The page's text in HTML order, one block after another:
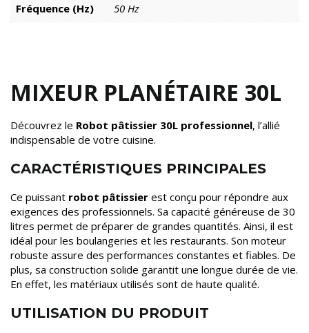
Fréquence (Hz)
50 Hz
MIXEUR PLANÉTAIRE 30L
Découvrez le Robot pâtissier 30L professionnel, l’allié
indispensable de votre cuisine.
CARACTÉRISTIQUES PRINCIPALES
Ce puissant robot pâtissier est conçu pour répondre aux
exigences des professionnels. Sa capacité généreuse de 30
litres permet de préparer de grandes quantités. Ainsi, il est
idéal pour les boulangeries et les restaurants. Son moteur
robuste assure des performances constantes et fiables. De
plus, sa construction solide garantit une longue durée de vie.
En effet, les matériaux utilisés sont de haute qualité.
UTILISATION DU PRODUIT